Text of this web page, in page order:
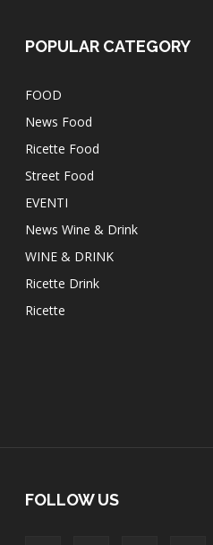
POPULAR CATEGORY
FOOD
News Food
Ricette Food
Street Food
EVENTI
News Wine & Drink
WINE & DRINK
Ricette Drink
Ricette
FOLLOW US